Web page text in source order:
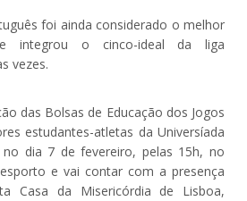
foi ainda considerado o melhor
integrou o cinco-ideal da liga
vezes.
das Bolsas de Educação dos Jogos
estudantes-atletas da Universíada
dia 7 de fevereiro, pelas 15h, no
e vai contar com a presença
Casa da Misericórdia de Lisboa,